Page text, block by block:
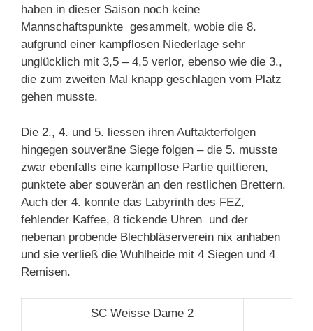
haben in dieser Saison noch keine
Mannschaftspunkte gesammelt, wobie die 8.
aufgrund einer kampflosen Niederlage sehr
unglücklich mit 3,5 – 4,5 verlor, ebenso wie die 3.,
die zum zweiten Mal knapp geschlagen vom Platz
gehen musste.
Die 2., 4. und 5. liessen ihren Auftakterfolgen
hingegen souveräne Siege folgen – die 5. musste
zwar ebenfalls eine kampflose Partie quittieren,
punktete aber souverän an den restlichen Brettern.
Auch der 4. konnte das Labyrinth des FEZ,
fehlender Kaffee, 8 tickende Uhren und der
nebenan probende Blechbläserverein nix anhaben
und sie verließ die Wuhlheide mit 4 Siegen und 4
Remisen.
SC Weisse Dame 2